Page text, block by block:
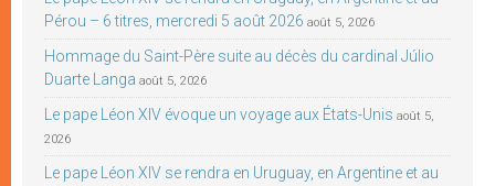
Pérou – 6 titres, mercredi 5 août 2026 août 5, 2026
Hommage du Saint-Père suite au décès du cardinal Júlio
Duarte Langa août 5, 2026
Le pape Léon XIV évoque un voyage aux États-Unis août 5,
2026
Le pape Léon XIV se rendra en Uruguay, en Argentine et au